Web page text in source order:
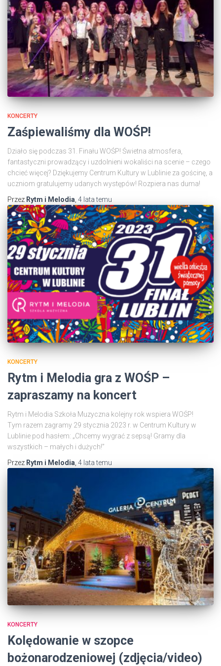
KONCERTY
Zaśpiewaliśmy dla WOŚP!
Działo się podczas 31. Finału WOŚP! Świetna atmosfera,
fantastyczni prowadzący i uzdolnieni wokaliści na scenie – czego
chcieć więcej? Dziękujemy Centrum Kultury w Lublinie za gościnę, a
uczniom gratulujemy udanych występów! Rozpiera nas duma!
Przez Rytm i Melodia 4 latatemu
KONCERTY
Rytm i Melodia gra z WOŚP –
zapraszamy na koncert
Rytm i Melodia Szkoła Muzyczna kolejny rok wspiera WOŚP!
Tym razem zagramy 29 stycznia 2023 r. w Centrum Kultury w
Lublinie pod hasłem: „Chcemy wygrać z sepsą! Gramy dla
wszystkich – małych i dużych!”
Przez Rytm i Melodia 4 latatemu
KONCERTY
Kolędowanie w szopce
bożonarodzeniowej (zdjęcia/video)